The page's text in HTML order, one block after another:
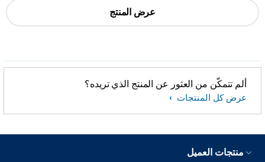
عرض المنتج
ألم تتمكّن من العثور عن المنتج الذي تريده؟
عرض كل المنتجات
منتجات العميل